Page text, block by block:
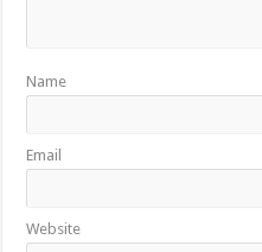
Name
Email
Website